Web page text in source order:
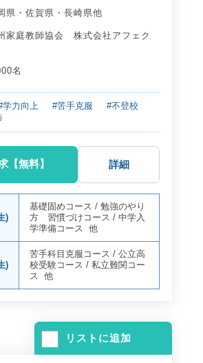
県 ・ 佐賀県 ・ 長崎県他
家庭教師協会 株式会社アフェク
名
学力向上 #苦手克服
#不登校
【無料】 詳細
)
基礎固めコース /勉強のやり
方 習慣づけコース /中学入
学準備コース 他
)
苦手科目克服コース /公立高
校受験コース /私立難関コー
ス 他
リストに追加